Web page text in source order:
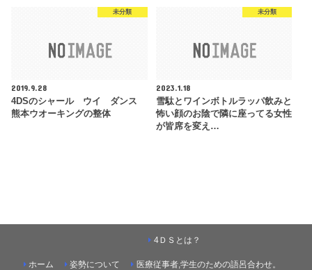
未分類
2019.9.28
4DSのシャール ウイ ダンス
熊本ウオーキングの整体
未分類
2023.1.18
雪駄とワインボトルラッパ飲みと
怖い顔のお陰で隣に座ってる女性
が皆席を変え…
ホーム
4ＤＳとは？
姿勢について
医療従事者,学生のための語呂合わせ。